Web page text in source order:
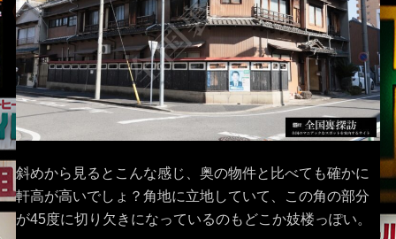
斜めから見るとこんな感じ、奥の物件と比べても確かに
軒高が高いでしょ？角地に立地していて、この角の部分
が45度に切り欠きになっているのもどこか妓楼っぽい。